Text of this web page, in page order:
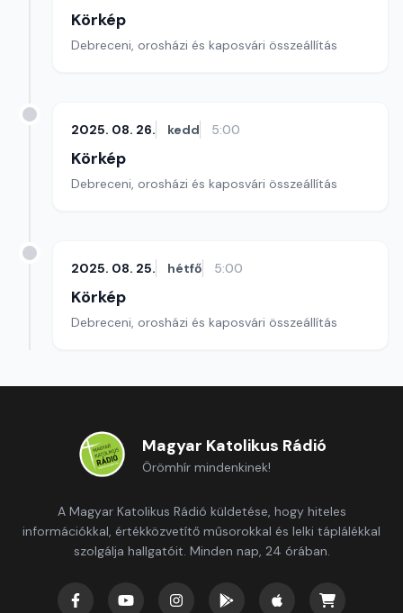
Körkép
Debreceni, orosházi és kaposvári összeállítás
2025. 08. 26. kedd 5:00
Körkép
Debreceni, orosházi és kaposvári összeállítás
2025. 08. 25. hétfő 5:00
Körkép
Debreceni, orosházi és kaposvári összeállítás
Magyar Katolikus Rádió
Örömhír mindenkinek!
A Magyar Katolikus Rádió küldetése, hogy hiteles
információkkal, értékközvetítő műsorokkal és lelki táplálékkal
szolgálja hallgatóit. Minden nap, 24 órában.